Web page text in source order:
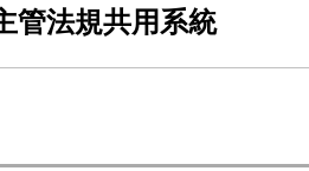
管法規共用系統